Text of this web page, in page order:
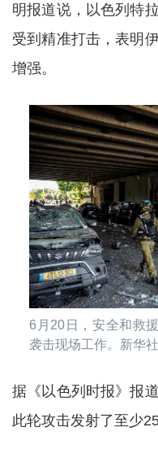
明报道说，以色列特
受到精准打击，表明
增强。
6月20日，安全和救
袭击现场工作。新华
据《以色列时报》报
此轮攻击发射了至少